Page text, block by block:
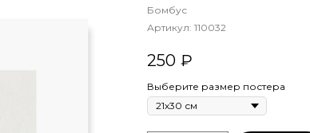
Бомбус
Артикул: 110032
250 ₽
Выберите размер постера